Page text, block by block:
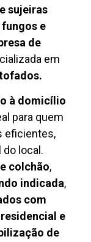
sujeiras
e
de
em
à domicílio
para quem
eficientes,
local.
colchão,
indicada,
com
e
de